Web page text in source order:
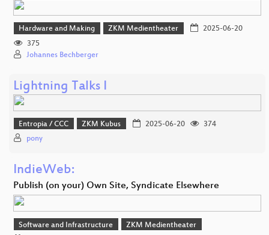
Hardware and Making ZKM Medientheater
2025-06-20
375
Johannes Bechberger
Lightning Talks I
Entropia / CCC ZKM Kubus 2025-06-20
374
pony
IndieWeb:
Publish (on your) Own Site, Syndicate Elsewhere
Software and Infrastructure
ZKM Medientheater